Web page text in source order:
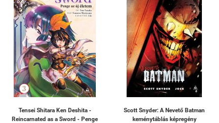
Tensei Shitara Ken Deshita -
Reincarnated as a Sword - Penge
Scott Snyder: A Nevető Batman
keménytáblás képregény